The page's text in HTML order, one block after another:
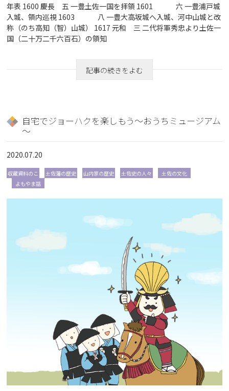
年表 1600 慶長 五 一豊土佐一国を拝領 1601 六 一豊浦戸城
入城、領内巡視 1603 八 一豊大高坂城へ入城、河中山城と改
称（のち高知（智）山城） 1617 元和 三 二代将軍秀忠より土佐一
国（二十万二千六百石）の領知
記事の続きをよむ
自宅でジョーハクを楽しもう～おうちミュージアム
～
2020.07.20
収蔵資料のこ
と
土佐藩の歴史 山内家の歴史 土佐史の人々
土佐の文化
よもやま話